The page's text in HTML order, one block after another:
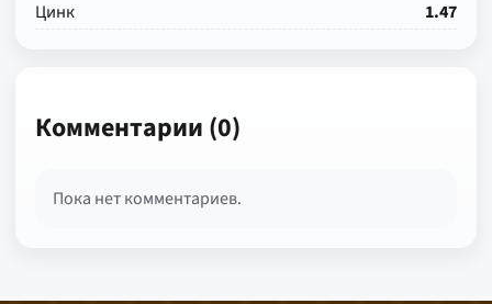
Цинк
1.47
Комментарии (0)
Пока нет комментариев.